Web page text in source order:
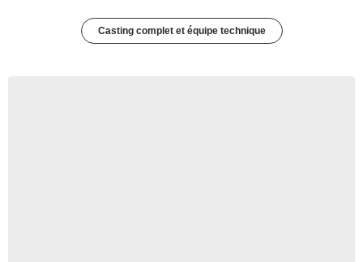
Casting complet et équipe technique